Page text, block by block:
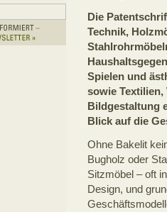
Die
Technik,
Spielen und
sowie Textilien,
Bildgestaltung
Blick auf die
Ohne Bakelit
Bugholz oder
Sitzmöbel – oft
Design, und